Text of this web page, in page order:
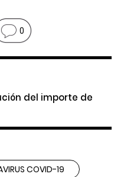
0
del importe de
COVID-19